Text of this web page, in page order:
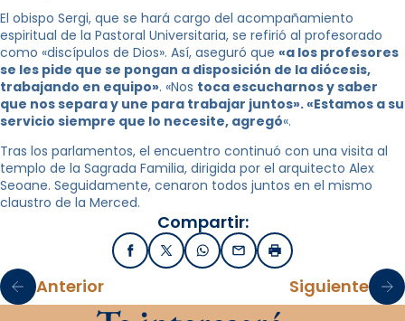
El obispo Sergi, que se hará cargo del acompañamiento
espiritual de la Pastoral Universitaria, se refirió al profesorado
como «discípulos de Dios». Así, aseguró que «a los profesores
se les pide que se pongan a disposición de la diócesis,
trabajando en equipo». «Nos toca escucharnos y saber
que nos separa y une para trabajar juntos». «Estamos a su
servicio siempre que lo necesite, agregó«.
Tras los parlamentos, el encuentro continuó con una visita al
templo de la Sagrada Familia, dirigida por el arquitecto Alex
Seoane. Seguidamente, cenaron todos juntos en el mismo
claustro de la Merced.
Compartir:
FacebookX / TwitterWhatsApp
EmailImprimir
Anterior Siguiente